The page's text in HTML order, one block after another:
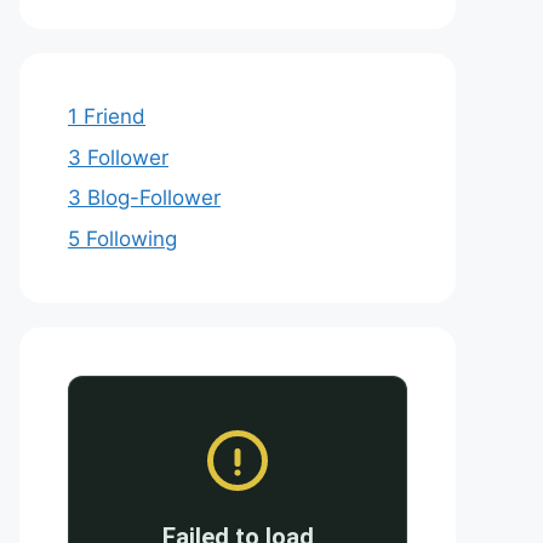
1 Friend
3 Follower
3 Blog-Follower
5 Following